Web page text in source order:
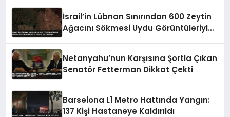
İsrail’in Lübnan Sınırından 600 Zeytin
Ağacını Sökmesi Uydu Görüntüleriyle
Netanyahu’nun Karşısına Şortla Çıkan
Senatör Fetterman Dikkat Çekti
Barselona L1 Metro Hattında Yangın:
137 Kişi Hastaneye Kaldırıldı